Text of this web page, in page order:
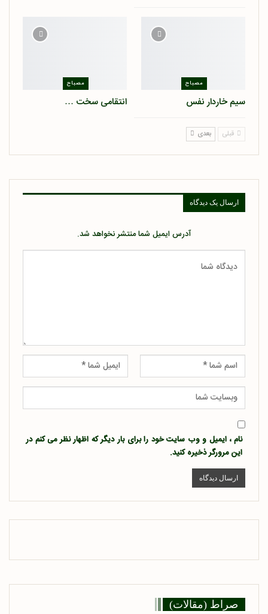
مصباح
سیم خاردار نفس
مصباح
انتقامی سخت …
قبلی بعدی
ارسال یک دیدگاه
آدرس ایمیل شما منتشر نخواهد شد.
نام ، ایمیل و وب سایت خود را برای بار دیگر که اظهار نظر می کنم در
این مرورگر ذخیره کنید.
صراط (مقالات)